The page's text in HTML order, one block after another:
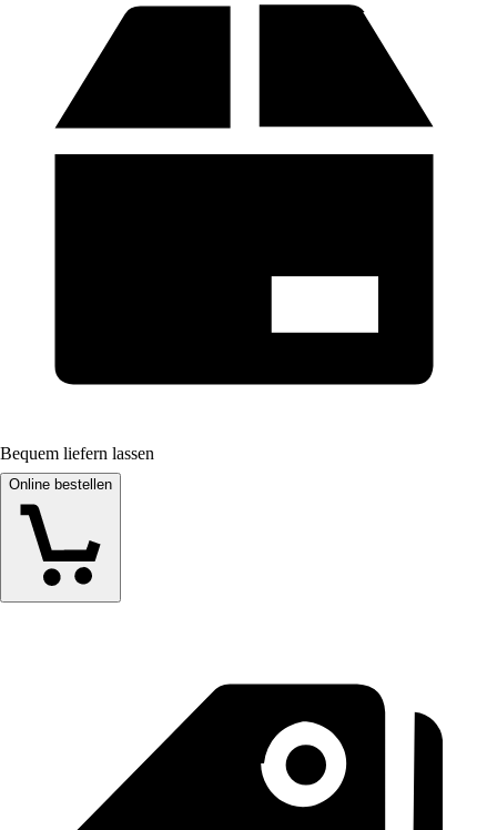
Bequem liefern lassen
Online bestellen